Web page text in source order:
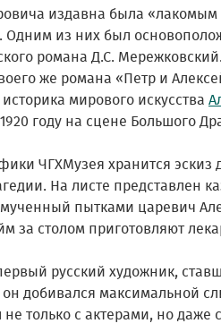
издавна была «лакомым
Одним из них был
романа Д.С.
же романа «Петр и
мирового искусства
году на сцене Большого
ЧГХМузея хранится эскиз
На листе представлен
пытками царевич
за столом приготовляют
русский художник,
добивался максимальной
не только с актерами, но даже